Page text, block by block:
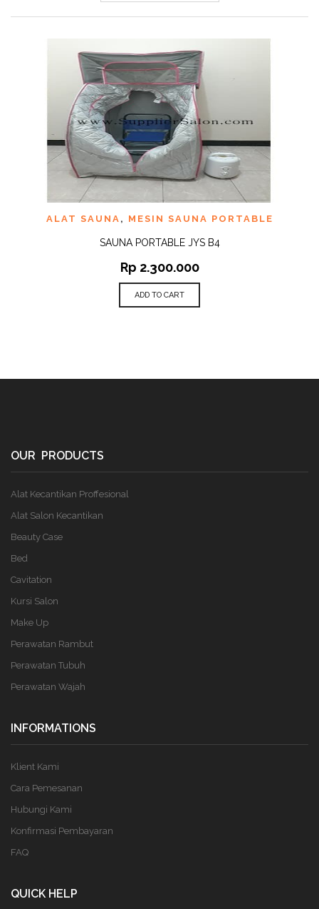
ALAT SAUNA , MESIN SAUNA PORTABLE
SAUNA PORTABLE JYS B4
Rp 2.300.000
ADD TO CART
OUR PRODUCTS
Alat Kecantikan Proffesional
Alat Salon Kecantikan
Beauty Case
Bed
Cavitation
Kursi Salon
Make Up
Perawatan Rambut
Perawatan Tubuh
Perawatan Wajah
INFORMATIONS
Klient Kami
Cara Pemesanan
Hubungi Kami
Konfirmasi Pembayaran
FAQ
QUICK HELP